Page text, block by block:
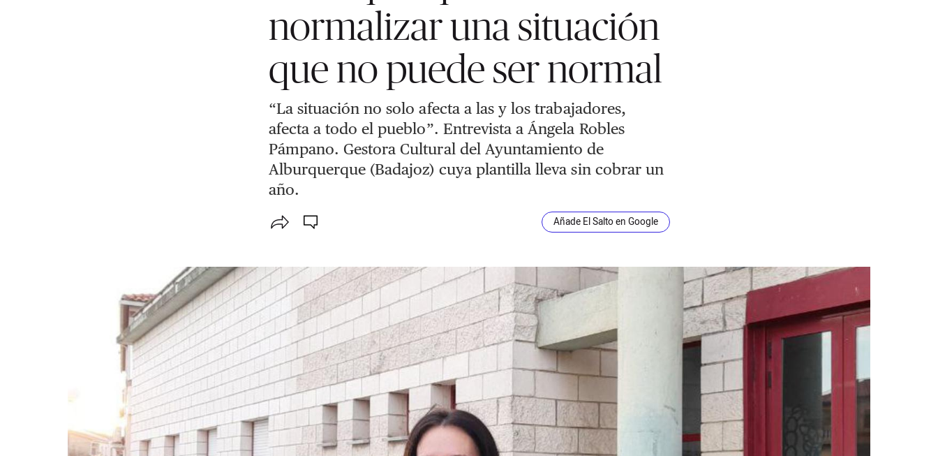
normalizar una situación
que no puede ser normal
“La situación no solo afecta a las y los trabajadores,
afecta a todo el pueblo”. Entrevista a Ángela Robles
Pámpano. Gestora Cultural del Ayuntamiento de
Alburquerque (Badajoz) cuya plantilla lleva sin cobrar un
año.
Añade El Salto en Google